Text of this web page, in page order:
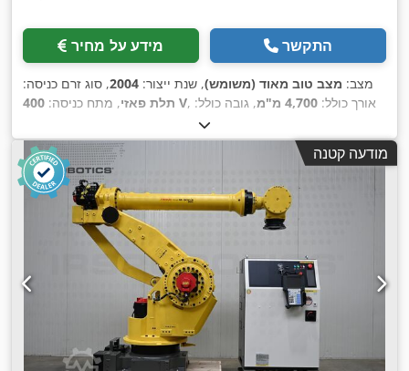
מידע על מחיר התקשר
מצב: מצב טוב מאוד (משומש), שנת ייצור: 2004, סוג זרם כניסה:
תלת פאזי, מתח כניסה: 400 V , אורך כולל: 4,700 מ"מ
, גובה כולל:
4,380 מ"מ
מודעה קטנה